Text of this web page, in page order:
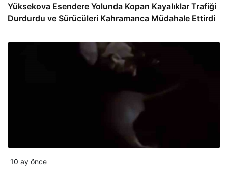
Yüksekova Esendere Yolunda Kopan Kayalıklar Trafiği
Durdurdu ve Sürücüleri Kahramanca Müdahale Ettirdi
10 ay önce